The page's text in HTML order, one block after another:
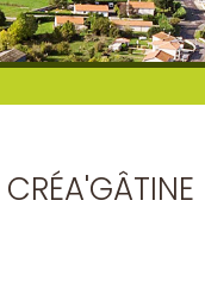
CRÉA'GÂTINE